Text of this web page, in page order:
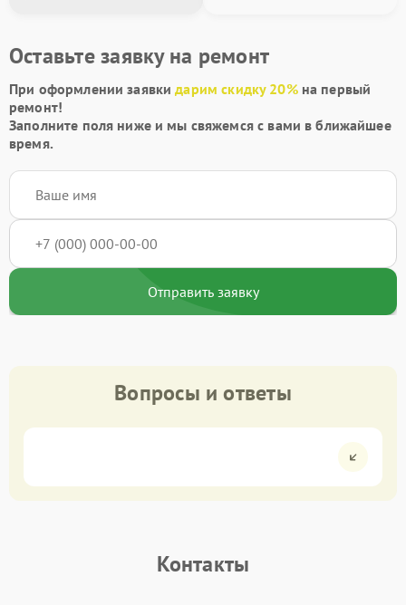
Оставьте заявку на ремонт
При оформлении заявкидарим скидку 20%на первый
ремонт!
Заполните поля ниже и мы свяжемся с вами в ближайшее
время.
Отправить заявку
Вопросы и ответы
Контакты